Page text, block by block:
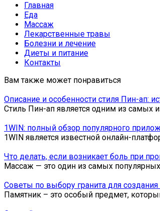
Главная
Еда
Массаж
Лекарственные травы
Болезни и лечение
Диеты и питание
Контакты
Вам также может понравиться
Описание и особенности стиля Пин-ап:
Стиль Пин-ап является одним из самых
1WIN: полный обзор популярного
1WIN является известной онлайн-
Что делать, если возникает боль при
Массаж — это один из самых
Советы по выбору гранита для создания
Памятник – это особый предмет,